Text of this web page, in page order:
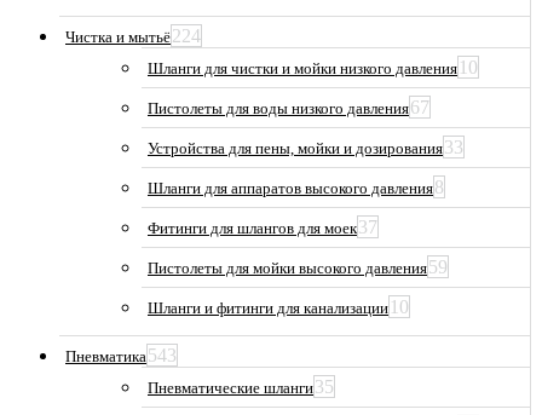
Чистка и мытьё224
Шланги для чистки и мойки низкого давления 10
Пистолеты для воды низкого давления67
Устройства для пены, мойки и дозирования33
Шланги для аппаратов высокого давления8
Фитинги для шлангов для моек37
Пистолеты для мойки высокого давления59
Шланги и фитинги для канализации 10
Пневматика543
Пневматические шланги35